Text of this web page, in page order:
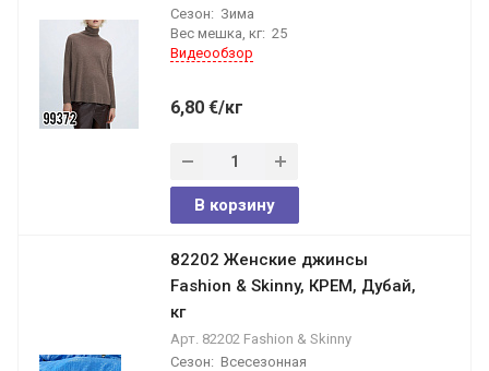
Сезон: Зима
Вес мешка, кг: 25
Видеообзор
6,80 €/кг
В корзину
82202 Женские джинсы
Fashion & Skinny, КРЕМ, Дубай,
кг
Арт. 82202 Fashion & Skinny
Сезон: Всесезонная